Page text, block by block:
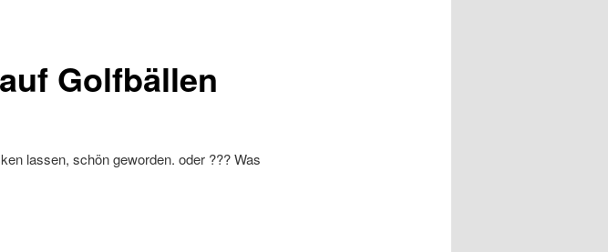
Golfbällen
lassen, schön geworden. oder ??? Was